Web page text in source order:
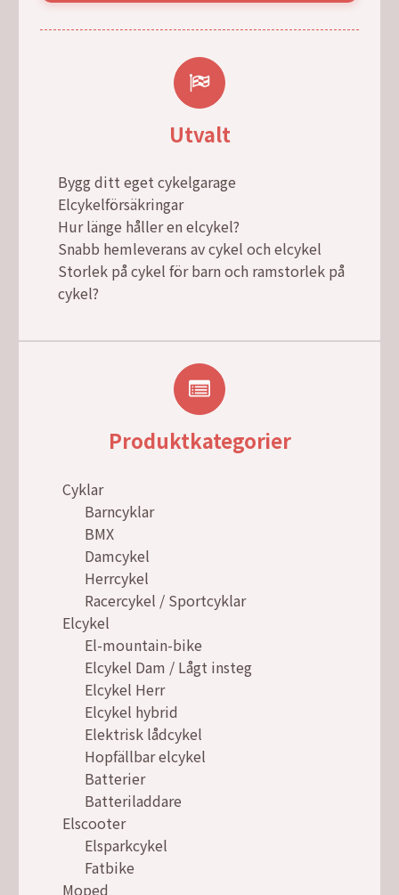
Utvalt
Bygg ditt eget cykelgarage
Elcykelförsäkringar
Hur länge håller en elcykel?
Snabb hemleverans av cykel och elcykel
Storlek på cykel för barn och ramstorlek på
cykel?
Produktkategorier
Cyklar
Barncyklar
BMX
Damcykel
Herrcykel
Racercykel / Sportcyklar
Elcykel
El-mountain-bike
Elcykel Dam / Lågt insteg
Elcykel Herr
Elcykel hybrid
Elektrisk lådcykel
Hopfällbar elcykel
Batterier
Batteriladdare
Elscooter
Elsparkcykel
Fatbike
Moped